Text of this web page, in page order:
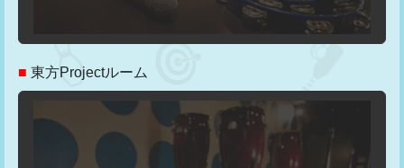
■ 東方Projectルーム